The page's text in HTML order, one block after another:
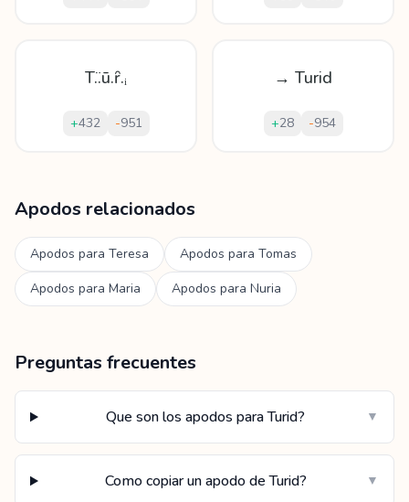
T.̈.ū.ȓ.ᵢ
+432 -951
→ Turid
+28 -954
Apodos relacionados
Apodos para Teresa Apodos para Tomas
Apodos para Maria Apodos para Nuria
Preguntas frecuentes
Que son los apodos para Turid? ▼
Como copiar un apodo de Turid? ▼